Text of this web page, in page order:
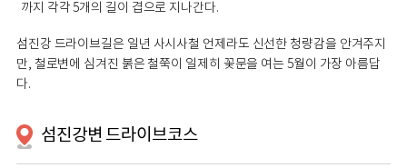
까지 각각 5개의 길이 겹으로 지나간다.
섬진강 드라이브길은 일년 사시사철 언제라도 신선한 청량감을 안겨주지
만, 철로변에 심겨진 붉은 철쭉이 일제히 꽃문을 여는 5월이 가장 아름답
다.
섬진강변 드라이브코스